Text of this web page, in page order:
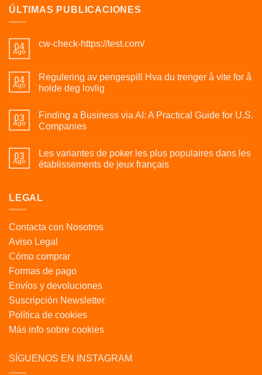
ÚLTIMAS PUBLICACIONES
04
Ago
cw-check-https://test.com/
04
Ago
Regulering av pengespill Hva du trenger å vite for å
holde deg lovlig
03
Ago
Finding a Business via AI: A Practical Guide for U.S.
Companies
03
Ago
Les variantes de poker les plus populaires dans les
établissements de jeux français
LEGAL
Contacta con Nosotros
Aviso Legal
Cómo comprar
Formas de pago
Envíos y devoluciones
Suscripción Newsletter
Política de cookies
Más info sobre cookies
SÍGUENOS EN INSTAGRAM